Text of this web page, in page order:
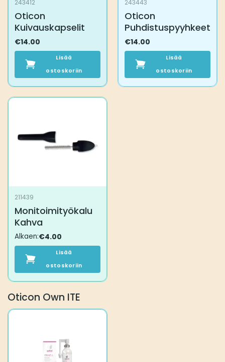
243412
Oticon
Kuivauskapselit
€14.00
Lisää
ostoskoriin
243443
Oticon
Puhdistuspyyhkeet
€14.00
Lisää
ostoskoriin
211439
Monitoimityökalu
Kahva
Alkaen:€4.00
Lisää
ostoskoriin
Oticon Own ITE